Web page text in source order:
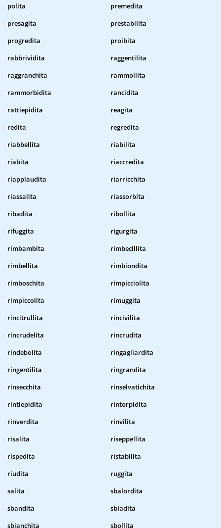
polita
premedita
presagita
prestabilita
progredita
proibita
rabbrividita
raggentilita
raggranchita
rammollita
rammorbidita
rancidita
rattiepidita
reagita
redita
regredita
riabbellita
riabilita
riabita
riaccredita
riapplaudita
riarricchita
riassalita
riassorbita
ribadita
ribollita
rifuggita
rigurgita
rimbambita
rimbecillita
rimbellita
rimbiondita
rimboschita
rimpicciolita
rimpiccolita
rimuggita
rincitrullita
rincivilita
rincrudelita
rincrudita
rindebolita
ringagliardita
ringentilita
ringrandita
rinsecchita
rinselvatichita
rintiepidita
rintorpidita
rinverdita
rinvilita
risalita
riseppellita
rispedita
ristabilita
riudita
ruggita
salita
sbalordita
sbandita
sbiadita
sbianchita
sbollita